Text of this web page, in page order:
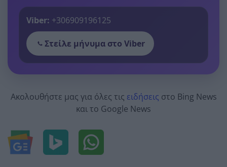
Viber: +306909196125
Στείλε μήνυμα στο Viber
Ακολουθήστε μας για όλες τις ειδήσεις στο Bing News
και το Google News